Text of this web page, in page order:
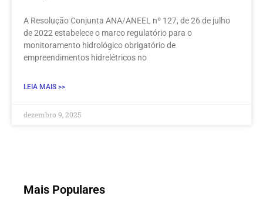
A Resolução Conjunta ANA/ANEEL nº 127, de 26 de julho
de 2022 estabelece o marco regulatório para o
monitoramento hidrológico obrigatório de
empreendimentos hidrelétricos no
LEIA MAIS >>
dezembro 9, 2025
Mais Populares